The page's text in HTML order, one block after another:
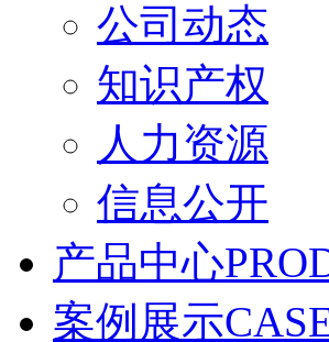
公司动态
知识产权
人力资源
信息公开
产品中心
案例展示